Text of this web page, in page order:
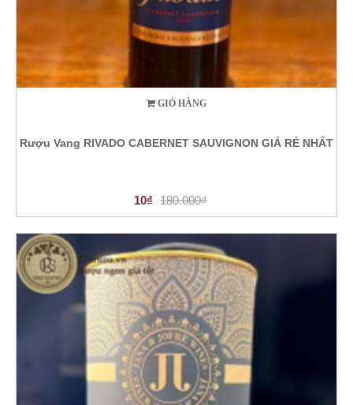
GIỎ HÀNG
Rượu Vang RIVADO CABERNET SAUVIGNON GIÁ RẺ NHẤT
10₫ 180.000₫